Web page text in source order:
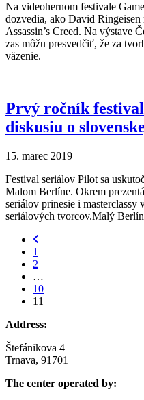
Na videohernom festivale
dozvedia, ako David
Assassin’s Creed. Na výstave
zas môžu presvedčiť, že za
väzenie.
Prvý ročník
diskusiu o
15. marec 2019
Festival seriálov Pilot sa
Malom Berlíne. Okrem
seriálov prinesie i masterclassy
seriálových tvorcov.Malý
Page
1
Page
2
…
Page
10
Page
11
Address:
Štefánikova 4
Trnava, 91701
The center operated by: